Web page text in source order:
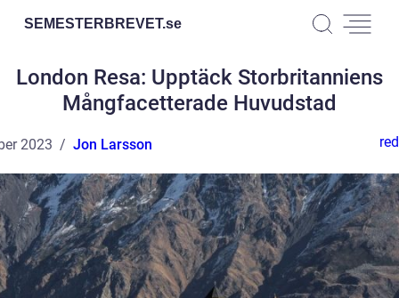
SEMESTERBREVET.se
London Resa: Upptäck Storbritanniens
Mångfacetterade Huvudstad
2023 Jon Larsson